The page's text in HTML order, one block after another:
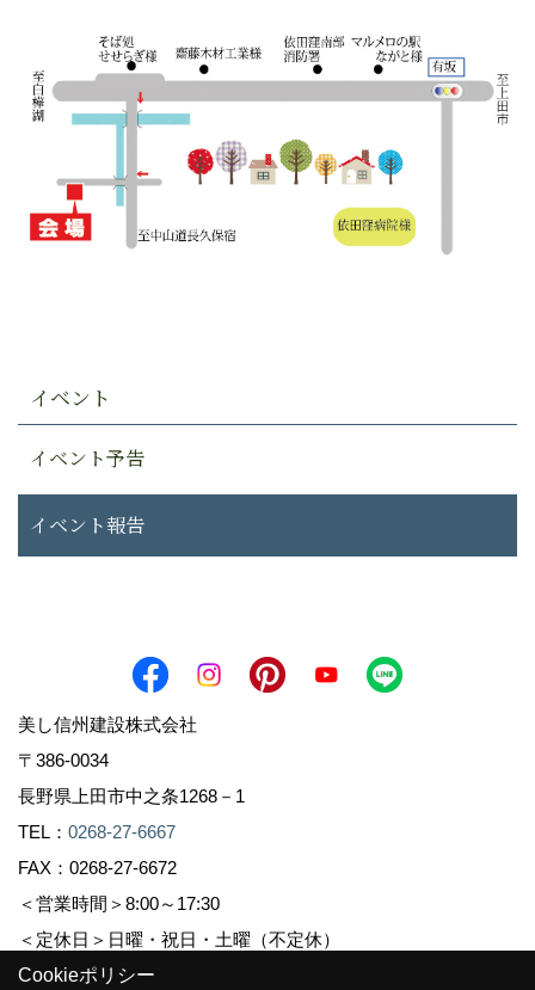
イベント
イベント予告
イベント報告
美し信州建設株式会社
〒386-0034
長野県上田市中之条1268－1
TEL： 0268-27-6667
FAX：0268-27-6672
＜営業時間＞8:00～17:30
＜定休日＞日曜・祝日・土曜（不定休）
Cookieポリシー